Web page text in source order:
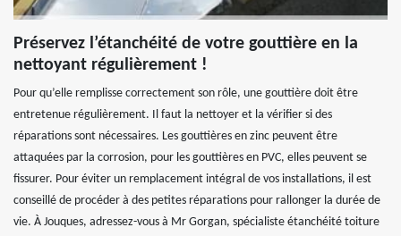
Préservez l’étanchéité de votre gouttière en la
nettoyant régulièrement !
Pour qu’elle remplisse correctement son rôle, une gouttière doit être
entretenue régulièrement. Il faut la nettoyer et la vérifier si des
réparations sont nécessaires. Les gouttières en zinc peuvent être
attaquées par la corrosion, pour les gouttières en PVC, elles peuvent se
fissurer. Pour éviter un remplacement intégral de vos installations, il est
conseillé de procéder à des petites réparations pour rallonger la durée de
vie. À Jouques, adressez-vous à Mr Gorgan, spécialiste étanchéité toiture